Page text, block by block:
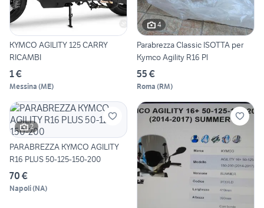
KYMCO AGILITY 125 CARRY
RICAMBI
1 €
Messina (ME)
4
Parabrezza Classic ISOTTA per
Kymco Agility R16 Pl
55 €
Roma (RM)
2
PARABREZZA KYMCO AGILITY
R16 PLUS 50-125-150-200
70 €
Napoli(NA)